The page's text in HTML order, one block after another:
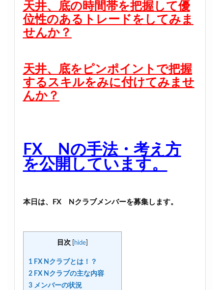
天井、底の時間帯を把握して優
位性のあるトレードをしてみま
せんか？
天井、底をピンポイントで把握
するスキルをみに付けてみませ
んか？
FX Nの手法・考え方
を公開しています。
本日は、FX Nクラブメンバーを募集します。
目次 hide]
1FX Nクラブとは！？
2FX Nクラブの主な内容
3メンバーの状況